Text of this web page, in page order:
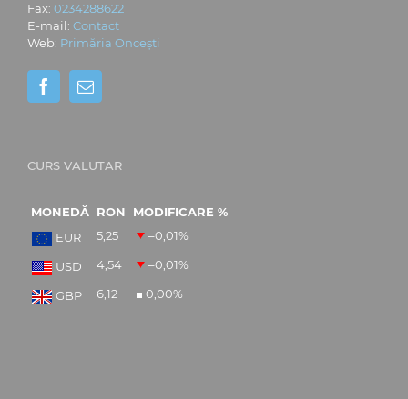
Fax: 0234288622
E-mail: Contact
Web: Primăria Oncești
CURS VALUTAR
MONEDĂ RON
MODIFICARE %
EUR
5,25 –0,01%
USD 4,54 –0,01%
GBP 6,12 0,00%